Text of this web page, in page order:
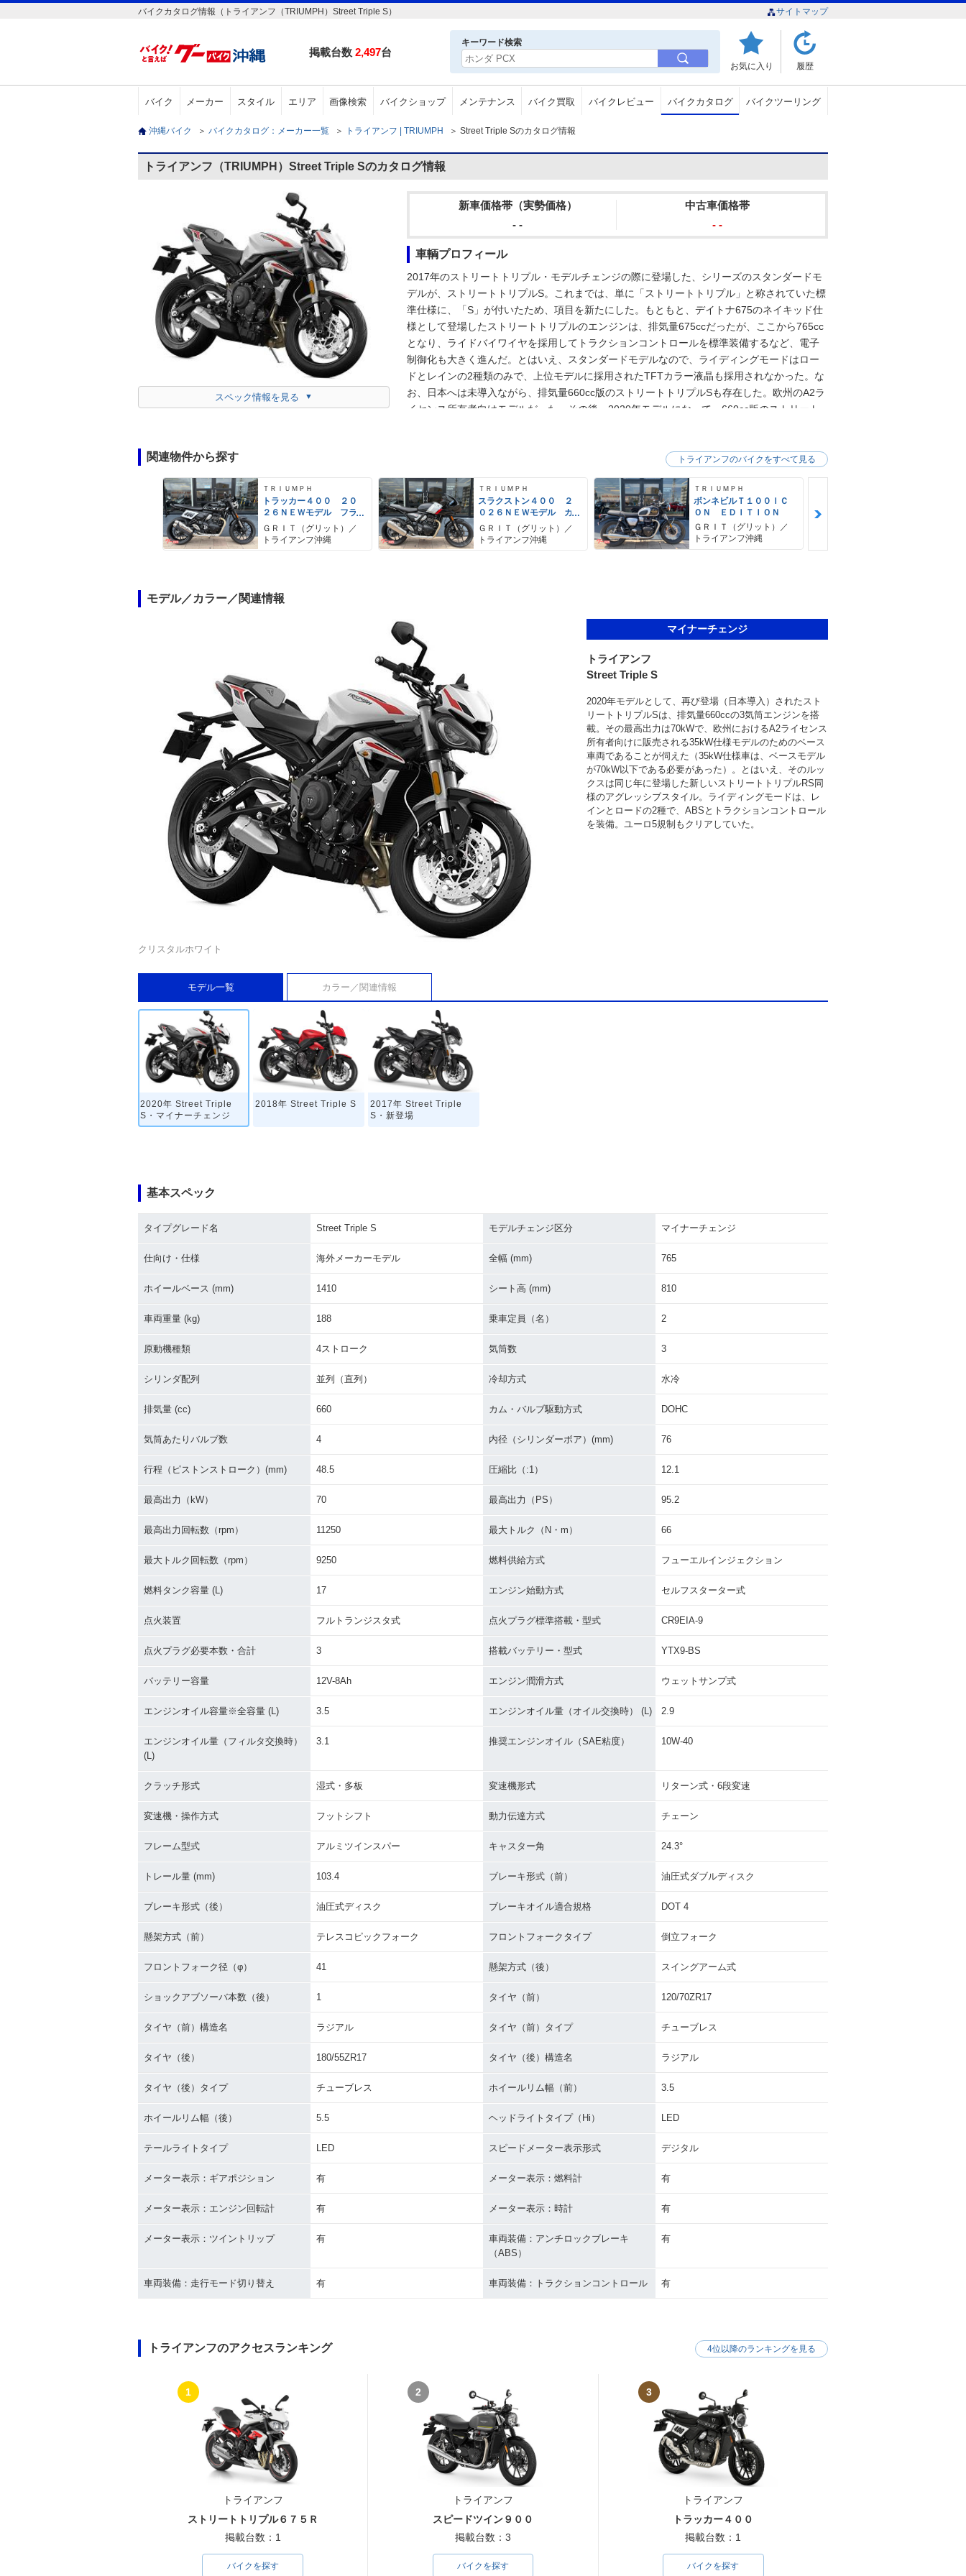
バイクカタログ情報（トライアンフ（TRIUMPH）Street Triple S） サイトマップ
掲載台数 2,497台
キーワード検索
お気に入り 履歴
バイク メーカー スタイル エリア 画像検索 バイクショップ メンテナンス バイク買取 バイクレビュー バイクカタログ バイクツーリング
沖縄バイク ＞ バイクカタログ：メーカー一覧 ＞ トライアンフ | TRIUMPH ＞ Street Triple Sのカタログ情報
トライアンフ（TRIUMPH）Street Triple Sのカタログ情報
スペック情報を見る
新車価格帯（実勢価格）
- -
中古車価格帯
- -
車輌プロフィール
2017年のストリートトリプル・モデルチェンジの際に登場した、シリーズのスタンダードモ
デルが、ストリートトリプルS。これまでは、単に「ストリートトリプル」と称されていた標
準仕様に、「S」が付いたため、項目を新たにした。もともと、デイトナ675のネイキッド仕
様として登場したストリートトリプルのエンジンは、排気量675ccだったが、ここから765cc
となり、ライドバイワイヤを採用してトラクションコントロールを標準装備するなど、電子
制御化も大きく進んだ。とはいえ、スタンダードモデルなので、ライディングモードはロー
ドとレインの2種類のみで、上位モデルに採用されたTFTカラー液晶も採用されなかった。な
お、日本へは未導入ながら、排気量660cc版のストリートトリプルSも存在した。欧州のA2ラ
イセンス所有者向けモデルだった。その後、2020年モデルになって、660cc版のストリート
ッティングもあって、過激なRSとは異なり、2020年型のストリートトリプルSは、日常シー
関連物件から探す
ＴＲＩＵＭＰＨ
トラッカー４００ ２０
２６ＮＥＷモデル フラ
ットトラック トルクア
シストクラッチ トラク
ションコントロール
ＧＲＩＴ（グリット）／
トライアンフ沖縄
ＴＲＩＵＭＰＨ
スラクストン４００ ２
０２６ＮＥＷモデル カ
フェレーサー トルクア
シストクラッチ トラク
ションコントロール
ＧＲＩＴ（グリット）／
トライアンフ沖縄
ＴＲＩＵＭＰＨ
ボンネビルＴ１００ＩＣ
ＯＮ ＥＤＩＴＩＯＮ
ＧＲＩＴ（グリット）／
トライアンフ沖縄
トライアンフのバイクをすべて見る
モデル／カラー／関連情報
クリスタルホワイト
マイナーチェンジ
トライアンフ
Street Triple S
2020年モデルとして、再び登場（日本導入）されたスト
リートトリプルSは、排気量660ccの3気筒エンジンを搭
載。その最高出力は70kWで、欧州におけるA2ライセンス
所有者向けに販売される35kW仕様モデルのためのベース
車両であることが伺えた（35kW仕様車は、ベースモデル
が70kW以下である必要があった）。とはいえ、そのルッ
クスは同じ年に登場した新しいストリートトリプルRS同
様のアグレッシブスタイル。ライディングモードは、レ
インとロードの2種で、ABSとトラクションコントロール
を装備。ユーロ5規制もクリアしていた。
モデル一覧 カラー／関連情報
2020年 Street Triple
S・マイナーチェンジ
2018年 Street Triple S
2017年 Street Triple
S・新登場
基本スペック
タイプグレード名 Street Triple S モデルチェンジ区分 マイナーチェンジ
仕向け・仕様 海外メーカーモデル 全幅 (mm) 765
ホイールベース (mm) 1410 シート高 (mm) 810
車両重量 (kg) 188 乗車定員（名） 2
原動機種類 4ストローク 気筒数 3
シリンダ配列 並列（直列） 冷却方式 水冷
排気量 (cc) 660 カム・バルブ駆動方式 DOHC
気筒あたりバルブ数 4 内径（シリンダーボア）(mm) 76
行程（ピストンストローク）(mm) 48.5 圧縮比（:1） 12.1
最高出力（kW） 70 最高出力（PS） 95.2
最高出力回転数（rpm） 11250 最大トルク（N・m） 66
最大トルク回転数（rpm） 9250 燃料供給方式 フューエルインジェクション
燃料タンク容量 (L) 17 エンジン始動方式 セルフスターター式
点火装置 フルトランジスタ式 点火プラグ標準搭載・型式 CR9EIA-9
点火プラグ必要本数・合計 3 搭載バッテリー・型式 YTX9-BS
バッテリー容量 12V-8Ah エンジン潤滑方式 ウェットサンプ式
エンジンオイル容量※全容量 (L) 3.5 エンジンオイル量（オイル交換時） (L) 2.9
エンジンオイル量（フィルタ交換時）
(L)
3.1 推奨エンジンオイル（SAE粘度） 10W-40
クラッチ形式 湿式・多板 変速機形式 リターン式・6段変速
変速機・操作方式 フットシフト 動力伝達方式 チェーン
フレーム型式 アルミツインスパー キャスター角 24.3°
トレール量 (mm) 103.4 ブレーキ形式（前） 油圧式ダブルディスク
ブレーキ形式（後） 油圧式ディスク ブレーキオイル適合規格 DOT 4
懸架方式（前） テレスコピックフォーク フロントフォークタイプ 倒立フォーク
フロントフォーク径（φ） 41 懸架方式（後） スイングアーム式
ショックアブソーバ本数（後） 1 タイヤ（前） 120/70ZR17
タイヤ（前）構造名 ラジアル タイヤ（前）タイプ チューブレス
タイヤ（後） 180/55ZR17 タイヤ（後）構造名 ラジアル
タイヤ（後）タイプ チューブレス ホイールリム幅（前） 3.5
ホイールリム幅（後） 5.5 ヘッドライトタイプ（Hi） LED
テールライトタイプ LED スピードメーター表示形式 デジタル
メーター表示：ギアポジション 有 メーター表示：燃料計 有
メーター表示：エンジン回転計 有 メーター表示：時計 有
メーター表示：ツイントリップ 有
車両装備：アンチロックブレーキ
（ABS）
有
車両装備：走行モード切り替え 有 車両装備：トラクションコントロール 有
トライアンフのアクセスランキング
1
トライアンフ
ストリートトリプル６７５Ｒ
掲載台数：1
バイクを探す
2
トライアンフ
スピードツイン９００
掲載台数：3
バイクを探す
3
トライアンフ
トラッカー４００
掲載台数：1
バイクを探す
4位以降のランキングを見る